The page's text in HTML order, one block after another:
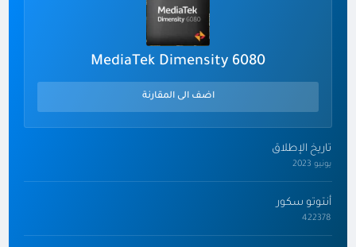
MediaTek Dimensity 6080
اضف الى المقارنة
تاريخ الإطلاق
يونيو 2023
أنتوتو سكور
422378